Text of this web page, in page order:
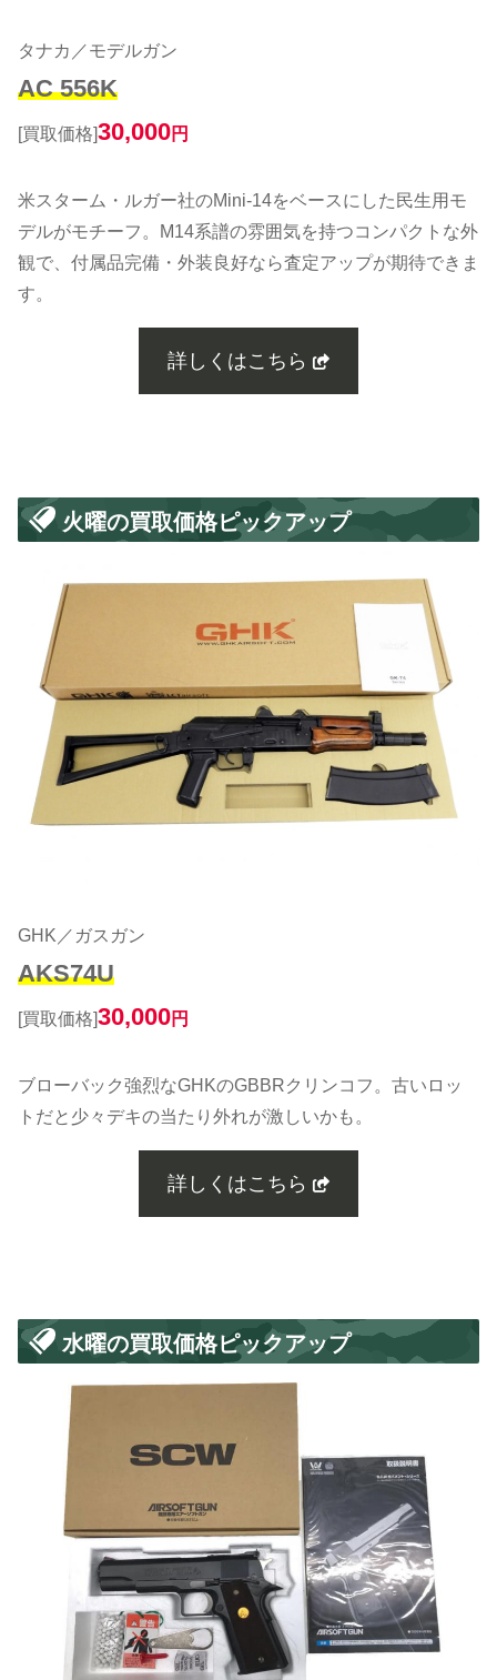
タナカ／モデルガン
AC 556K
[買取価格]30,000円
米スターム・ルガー社のMini-14をベースにした民生用モ
デルがモチーフ。M14系譜の雰囲気を持つコンパクトな外
観で、付属品完備・外装良好なら査定アップが期待できま
す。
詳しくはこちら
火曜の買取価格ピックアップ
GHK／ガスガン
AKS74U
[買取価格]30,000円
ブローバック強烈なGHKのGBBRクリンコフ。古いロッ
トだと少々デキの当たり外れが激しいかも。
詳しくはこちら
水曜の買取価格ピックアップ